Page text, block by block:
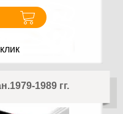
1989 гг.